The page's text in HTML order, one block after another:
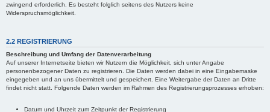
zwingend erforderlich. Es besteht folglich seitens des Nutzers keine
Widerspruchsmöglichkeit.
2.2 REGISTRIERUNG
Beschreibung und Umfang der Datenverarbeitung
Auf unserer Internetseite bieten wir Nutzern die Möglichkeit, sich unter Angabe
personenbezogener Daten zu registrieren. Die Daten werden dabei in eine Eingabemaske
eingegeben und an uns übermittelt und gespeichert. Eine Weitergabe der Daten an Dritte
findet nicht statt. Folgende Daten werden im Rahmen des Registrierungsprozesses erhoben:
Datum und Uhrzeit zum Zeitpunkt der Registrierung